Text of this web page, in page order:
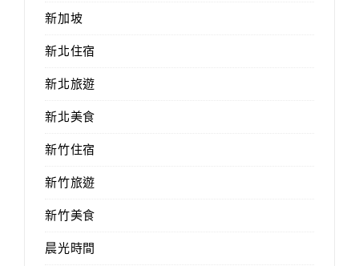
新加坡
新北住宿
新北旅遊
新北美食
新竹住宿
新竹旅遊
新竹美食
晨光時間